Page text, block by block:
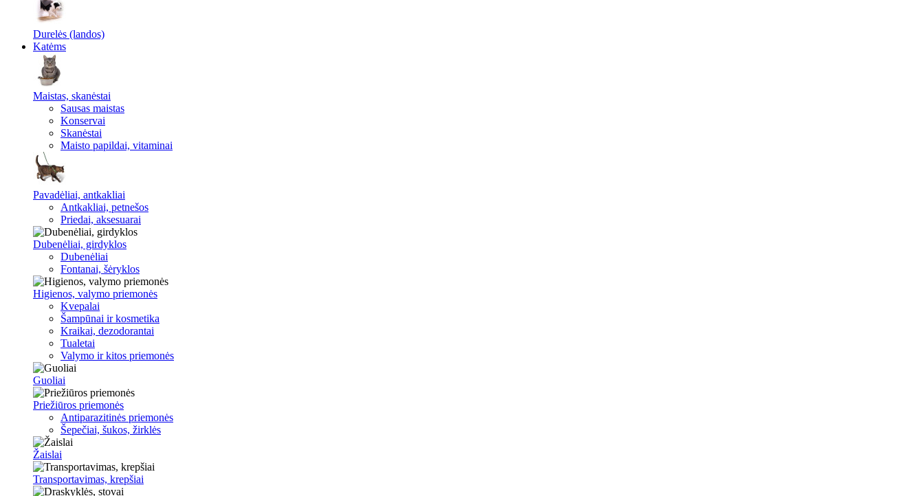
Durelės (landos)
Katėms
Maistas, skanėstai
Sausas maistas
Konservai
Skanėstai
Maisto papildai, vitaminai
Pavadėliai, antkakliai
Antkakliai, petnešos
Priedai, aksesuarai
Dubenėliai, girdyklos
Dubenėliai
Fontanai, šėryklos
Higienos, valymo priemonės
Kvepalai
Šampūnai ir kosmetika
Kraikai, dezodorantai
Tualetai
Valymo ir kitos priemonės
Guoliai
Priežiūros priemonės
Antiparazitinės priemonės
Šepečiai, šukos, žirklės
Žaislai
Transportavimas, krepšiai